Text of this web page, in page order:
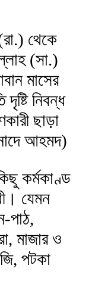
থেকে
(সা.)
মাসের
নিবন্ধ
ছাড়া
আহমদ)
কর্মকাণ্ড
যেমন
পাঠ,
মাজার ও
পটকা